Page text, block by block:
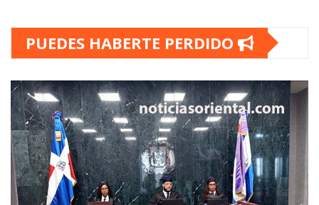
PUEDES HABERTE PERDIDO